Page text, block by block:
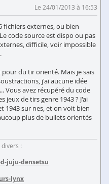
Le 24/01/2013 à 16:53
fichiers externes, ou bien
code source est dispo ou pas
difficile, voir impossible
du tir orienté. Mais je sais
j'ai aucune idée
Vous avez récupéré du code
jeux de tirs genre 1943 ? J'ai
1943 sur nes, et on voit bien
plus de bullets orientés
:
juju-densetsu
lynx